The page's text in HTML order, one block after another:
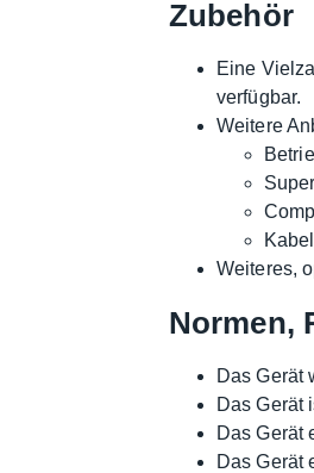
Zubehör
Eine
verfügbar.
Weitere
Weiteres,
Normen,
Das Gerät
Das Gerät
Das Gerät
Das Gerät